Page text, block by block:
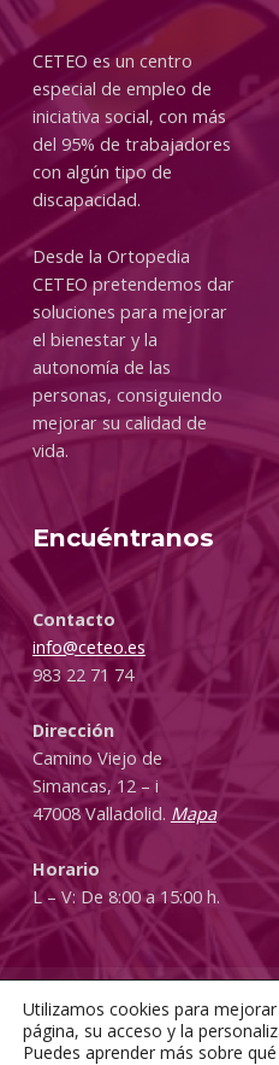
CETEO es un centro
especial de empleo de
iniciativa social, con más
del 95% de trabajadores
con algún tipo de
discapacidad.
Desde la Ortopedia
CETEO pretendemos dar
soluciones para mejorar
el bienestar y la
autonomía de las
personas, consiguiendo
mejorar su calidad de
vida.
Encuéntranos
Contacto
info@ceteo.es
983 22 71 74
Dirección
Camino Viejo de
Simancas, 12 – i
47008 Valladolid. Mapa
Horario
L – V: De 8:00 a 15:00 h.
Diseñado por un
Facebook
Instagram
Back to top ↑
Utilizamos cookies para
página, su acceso y la
Puedes aprender más sobre